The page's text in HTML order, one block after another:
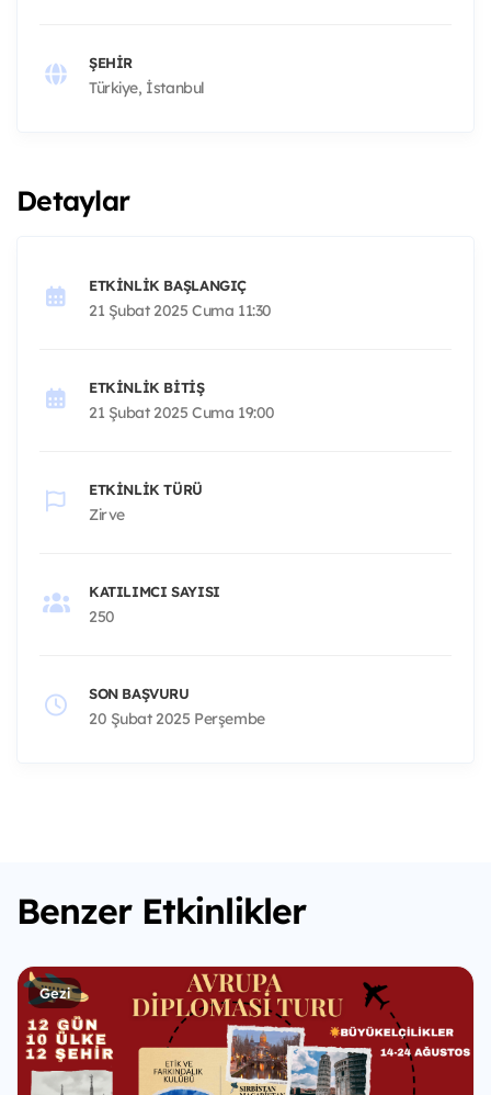
ŞEHIR
Türkiye, İstanbul
Detaylar
ETKINLIK BAŞLANGIÇ
21 Şubat 2025 Cuma 11:30
ETKINLIK BITIŞ
21 Şubat 2025 Cuma 19:00
ETKINLIK TÜRÜ
Zirve
KATILIMCI SAYISI
250
SON BAŞVURU
20 Şubat 2025 Perşembe
Benzer Etkinlikler
Gezi